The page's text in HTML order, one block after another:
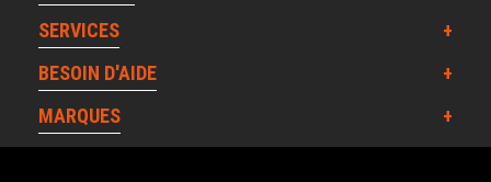
SERVICES
BESOIN D'AIDE
MARQUES